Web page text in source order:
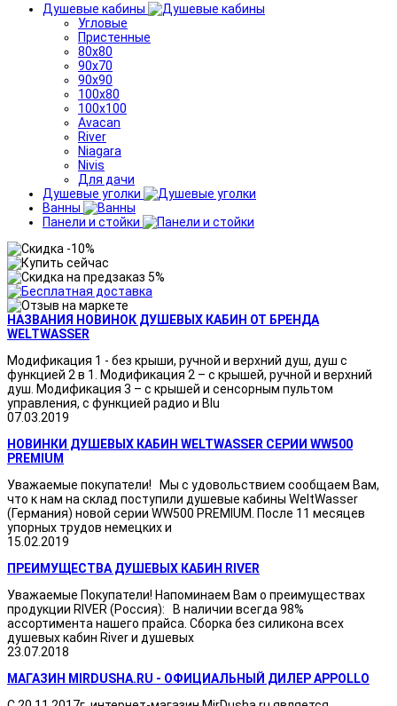
Душевые кабины
Угловые
Пристенные
80x80
90x70
90x90
100x80
100x100
Avacan
River
Niagara
Nivis
Для дачи
Душевые уголки
Ванны
Панели и стойки
НАЗВАНИЯ НОВИНОК ДУШЕВЫХ КАБИН ОТ БРЕНДА
WELTWASSER
Модификация 1 - без крыши, ручной и верхний душ, душ с
функцией 2 в 1. Модификация 2 – с крышей, ручной и верхний
душ. Модификация 3 – с крышей и сенсорным пультом
управления, с функцией радио и Blu
07.03.2019
НОВИНКИ ДУШЕВЫХ КАБИН WELTWASSER СЕРИИ WW500
PREMIUM
Уважаемые покупатели! Мы с удовольствием сообщаем Вам,
что к нам на склад поступили душевые кабины WeltWasser
(Германия) новой серии WW500 PREMIUM. После 11 месяцев
упорных трудов немецких и
15.02.2019
ПРЕИМУЩЕСТВА ДУШЕВЫХ КАБИН RIVER
Уважаемые Покупатели! Напоминаем Вам о преимуществах
продукции RIVER (Россия): В наличии всегда 98%
ассортимента нашего прайса. Сборка без силикона всех
душевых кабин River и душевых
23.07.2018
МАГАЗИН MIRDUSHA.RU - ОФИЦИАЛЬНЫЙ ДИЛЕР APPOLLO